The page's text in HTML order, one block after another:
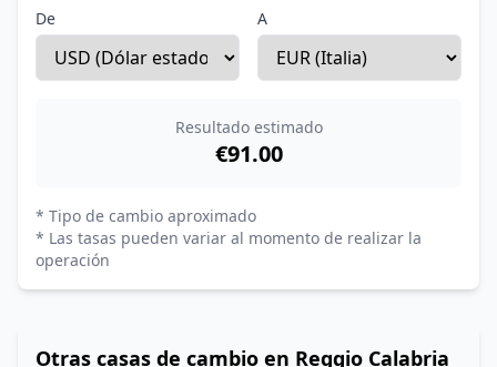
De A
Resultado estimado
€91.00
* Tipo de cambio aproximado
* Las tasas pueden variar al momento de realizar la
operación
Otras casas de cambio en Reggio Calabria